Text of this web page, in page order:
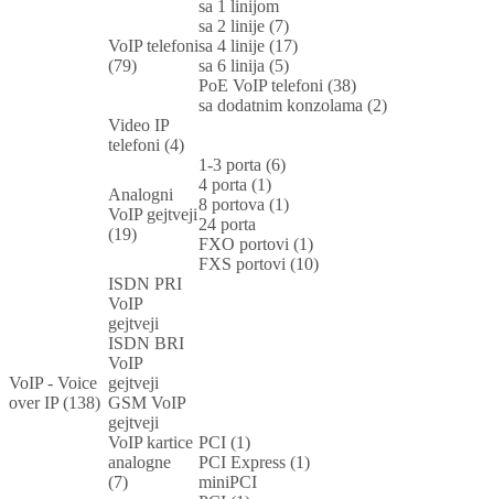
VoIP - Voice
over IP (138)
VoIP telefoni
(79)
sa 1 linijom
sa 2 linije (7)
sa 4 linije (17)
sa 6 linija (5)
PoE VoIP telefoni (38)
sa dodatnim konzolama (2)
Video IP
telefoni (4)
Analogni
VoIP gejtveji
(19)
1-3 porta (6)
4 porta (1)
8 portova (1)
24 porta
FXO portovi (1)
FXS portovi (10)
ISDN PRI
VoIP
gejtveji
ISDN BRI
VoIP
gejtveji
GSM VoIP
gejtveji
VoIP kartice
analogne
(7)
PCI (1)
PCI Express (1)
miniPCI